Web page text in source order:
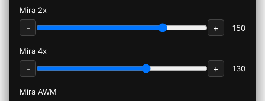
Mira 2x
- + 150
Mira 4x
- + 130
Mira AWM